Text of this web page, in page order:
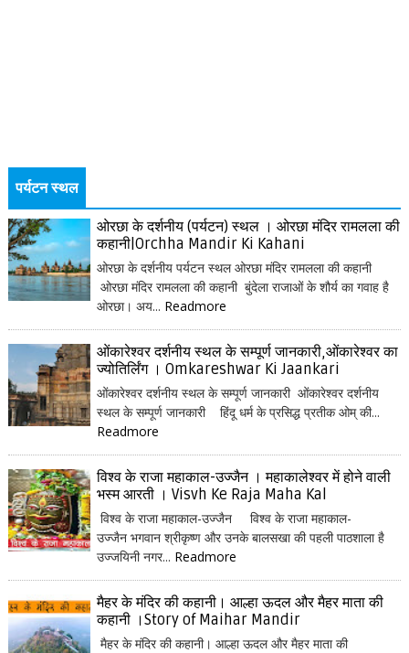
पर्यटन स्थल
ओरछा के दर्शनीय (पर्यटन) स्थल । ओरछा मंदिर रामलला की
कहानी|Orchha Mandir Ki Kahani
ओरछा के दर्शनीय पर्यटन स्थल ओरछा मंदिर रामलला की कहानी
ओरछा मंदिर रामलला की कहानी बुंदेला राजाओं के शौर्य का गवाह है
ओरछा। अय... Readmore
ओंकारेश्वर दर्शनीय स्थल के सम्पूर्ण जानकारी,ओंकारेश्वर का
ज्योतिर्लिंग । Omkareshwar Ki Jaankari
ओंकारेश्वर दर्शनीय स्थल के सम्पूर्ण जानकारी ओंकारेश्वर दर्शनीय
स्थल के सम्पूर्ण जानकारी हिंदू धर्म के प्रसिद्ध प्रतीक ओम् की...
Readmore
विश्व के राजा महाकाल-उज्जैन । महाकालेश्वर में होने वाली
भस्म आरती । Visvh Ke Raja Maha Kal
विश्व के राजा महाकाल-उज्जैन विश्व के राजा महाकाल-
उज्जैन भगवान श्रीकृष्ण और उनके बालसखा की पहली पाठशाला है
उज्जयिनी नगर... Readmore
मैहर के मंदिर की कहानी। आल्हा ऊदल और मैहर माता की
कहानी ।Story of Maihar Mandir
मैहर के मंदिर की कहानी। आल्हा ऊदल और मैहर माता की